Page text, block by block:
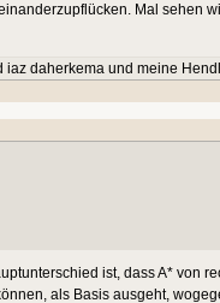
Mal sehen
daherkema und meine
ist, dass A* von
als Basis ausgeht,